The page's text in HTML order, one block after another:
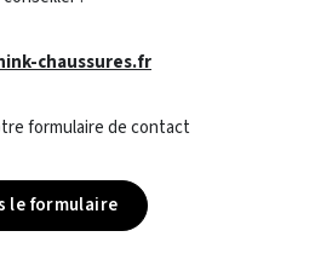
chaussures.fr
formulaire de contact
le formulaire